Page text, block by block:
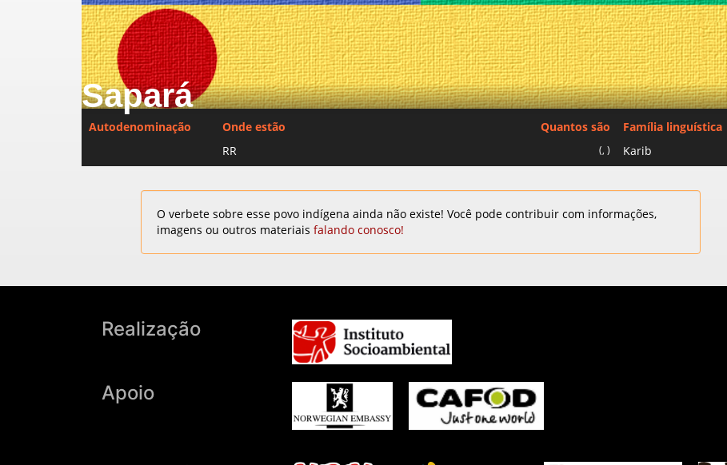
Sapará
Autodenominação Onde estão
Quantos são
RR
(, )
Família linguística
Karib
O verbete sobre esse povo indígena ainda não existe! Você pode contribuir com informações,
imagens ou outros materiais falando conosco!